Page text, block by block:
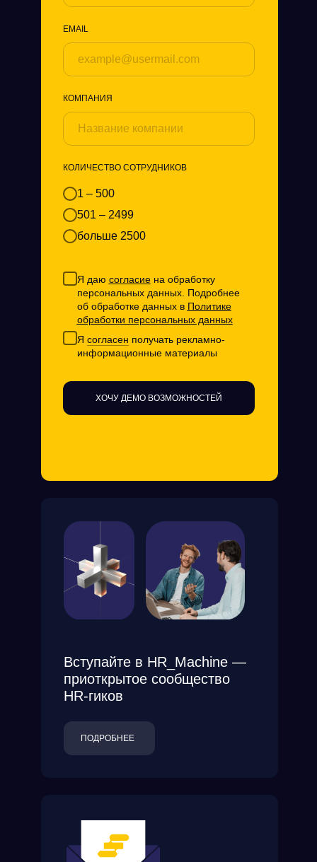
EMAIL
КОМПАНИЯ
КОЛИЧЕСТВО СОТРУДНИКОВ
1 – 500
501 – 2499
больше 2500
Я даю согласиена обработку
персональных данных. Подробнее
об обработке данных в Политике
обработки персональных данных
Я согласен получать рекламно-
информационные материалы
ХОЧУ ДЕМО ВОЗМОЖНОСТЕЙ
Вступайте в HR_Machine —
приоткрытое сообщество
HR-гиков
ПОДРОБНЕЕ